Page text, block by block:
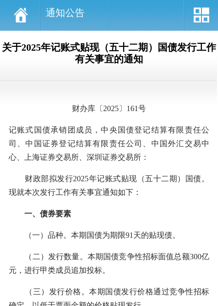
通知公告
关于2025年记账式贴现（五十二期）国债发行工作
有关事宜的通知
财办库〔2025〕161号
记账式国债承销团成员，中央国债登记结算有限责任公
司、中国证券登记结算有限责任公司、中国外汇交易中
心、上海证券交易所、深圳证券交易所：
财政部拟发行2025年记账式贴现（五十二期）国债。
现就本次发行工作有关事宜通知如下：
一、债券要素
（一）品种。本期国债为期限91天的贴现债。
（二）发行数量。本期国债竞争性招标面值总额300亿
元，进行甲类成员追加投标。
（三）发行价格。本期国债发行价格通过竞争性招标